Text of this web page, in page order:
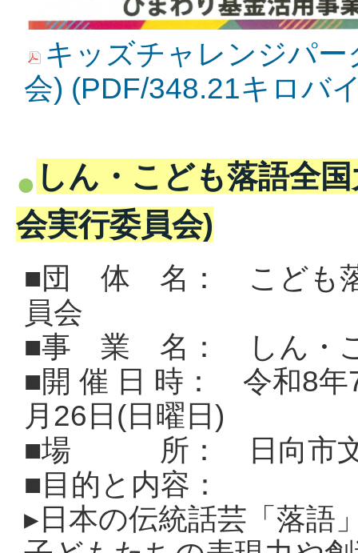
キッズチャレンジパ
会) (PDF/348.21キロバ
しん・こども落語全
会実行委員会)
■団 体 名： こども落
員会
■事 業 名： しん・こ
■開 催 日 時： 令和8年
月26日(日曜日)
■場 所： 日向市文
■目的と内容：
▸ 日本の伝統話芸「落語